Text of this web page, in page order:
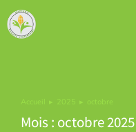
Vous êtes ici :
Accueil 2025 octobre
Mois : octobre 2025